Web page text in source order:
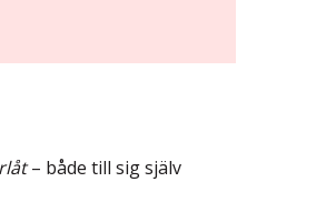
– både till sig själv